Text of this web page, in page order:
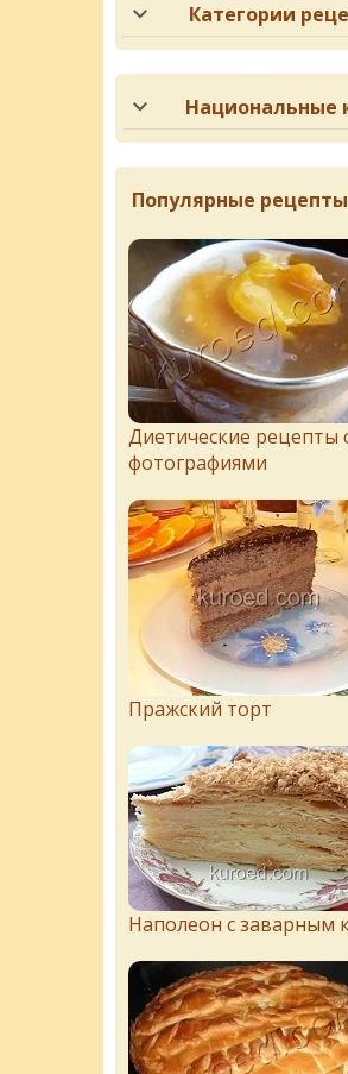
Категории
Национальные
Популярные рецепты
Диетические рецепты
фотографиями
Пражский торт
Наполеон с заварным